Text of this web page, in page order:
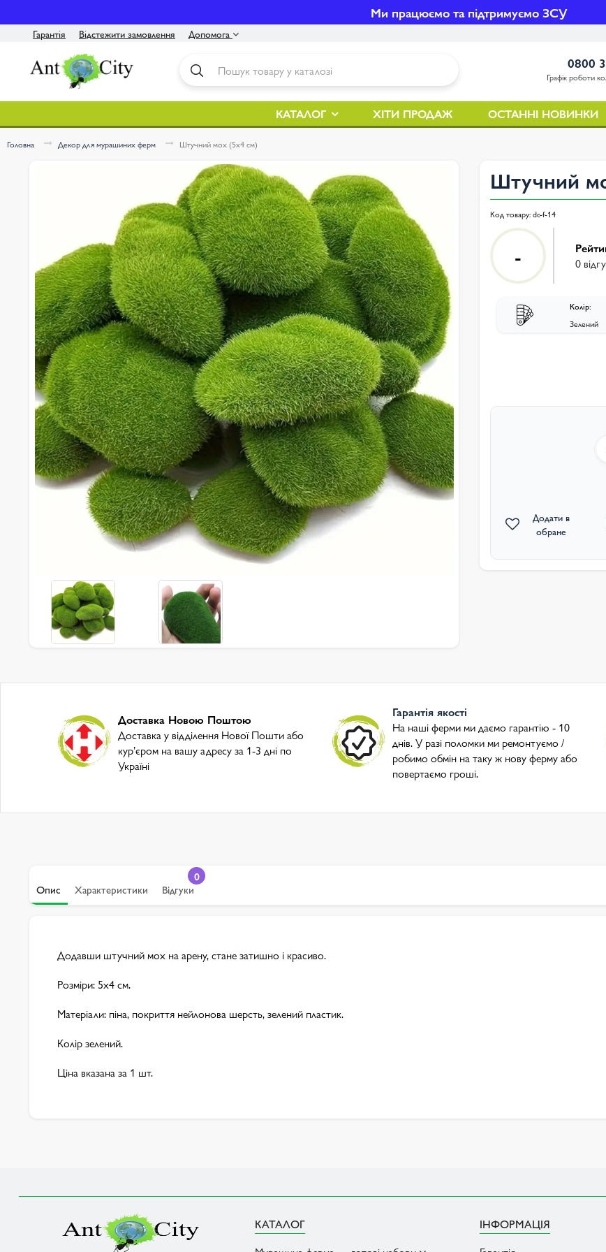
Ми працюємо та підтримуємо ЗСУ
Гарантія Відстежити замовлення Допомога
Контакти
Інструкція
Про нас
Політика конфіденційності
0800
Графік роботи
КАТАЛОГ ХІТИ ПРОДАЖ ОСТАННІ НОВИНКИ
Головна Декор для мурашиних ферм Штучний мох (5x4 см)
Штучний
Код товару:dc-f-14
-
0
Колір:
Зелений
Додати в
обране
Доставка Новою Поштою
Доставка у відділення Нової Пошти або
курʼєром на вашу адресу за 1-3 дні по
Україні
Гарантія якості
На наші ферми ми даємо гарантію - 10
днів. У разі поломки ми ремонтуємо /
робимо обмін на таку ж нову ферму або
повертаємо гроші.
Опис Характеристики Відгуки
0
Додавши штучний мох на арену, стане затишно і красиво.
Розміри: 5x4 см.
Матеріали: піна, покриття нейлонова шерсть, зелений пластик.
Колір зелений.
Ціна вказана за 1 шт.
КАТАЛОГ
ІНФОРМАЦІЯ